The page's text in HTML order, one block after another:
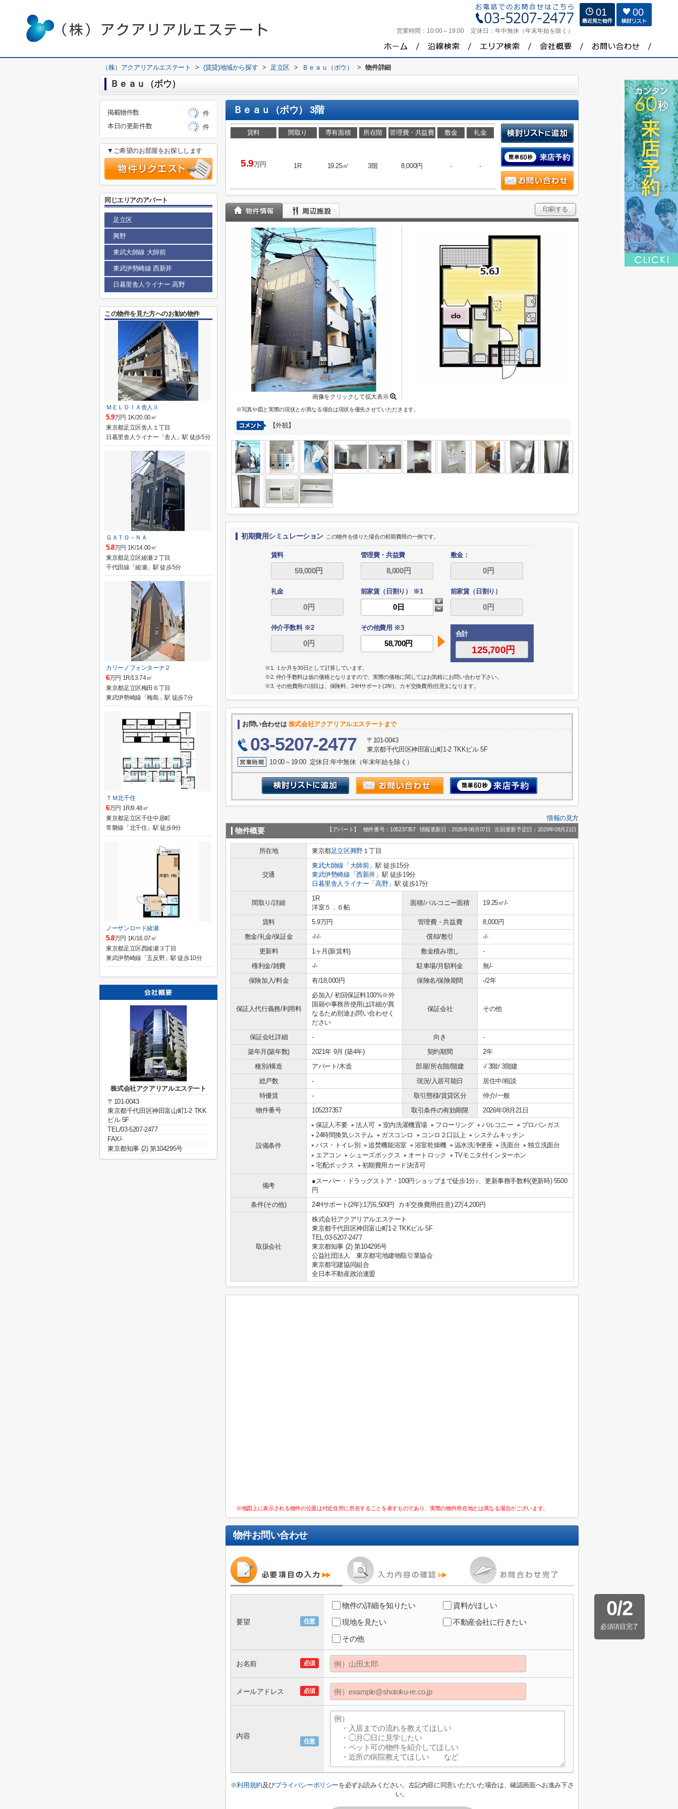
営業時間： 10:00～19:00 定休日： 年中無休（年末年始を除く）
01 00
（株）アクアリアルエステート > (賃貸)地域から探す > 足立区 > Ｂｅａｕ（ボウ） > 物件詳細
Ｂｅａｕ（ボウ）
Ｂｅａｕ（ボウ） 3階
賃料
5.9万円
間取り
1R
専有面積
19.25㎡
所在階
3階
管理費・共益費
8,000円
敷金
-
礼金
-
印刷する
画像をクリックして拡大表示
※写真や図と実際の現状とが異なる場合は現状を優先させていただきます。
【外観】
初期費用シミュレーション この物件を借りた場合の初期費用の一例です。
賃料 管理費・共益費 敷金：
礼金 前家賃（日割り） ※1 前家賃（日割り）
仲介手数料 ※2
その他費用 ※3
合計
※1. １か月を30日として計算しています。
※2. 仲介手数料は仮の価格となりますので、実際の価格に関してはお気軽にお問い合わせ下さい。
※3. その他費用の項目は、保険料、24Hサポート(2年)、カギ交換費用(任意)になります。
お問い合わせは 株式会社アクアリアルエステートまで
03-5207-2477
〒101-0043
東京都千代田区神田富山町1-2 TKKビル 5F
10:00～19:00 定休日:年中無休（年末年始を除く）
情報の見方
物件概要 【アパート】 物件番号：105237357 情報更新日：2026年08月07日 次回更新予定日：2026年08月21日
所在地 東京都足立区興野１丁目
交通
東武大師線 「 大師前」駅 徒歩15分
東武伊勢崎線 「西新井 」駅 徒歩19分
日暮里舎人ライナー 「高野」駅 徒歩17分
間取り/詳細
1R
洋室５．６帖
面積/バルコニー面積 19.25㎡/-
賃料 5.9万円 管理費・共益費
8,000円
敷金/礼金/保証金
-/-/- 償却/敷引
-/-
更新料
1ヶ月(新賃料) 敷金積み増し
-
権利金/雑費
-/- 駐車場/月額料金
無/-
保険加入/料金
有/18,000円 保険名/保険期間 -/2年
保証人代行義務/利用料
必加入/初回保証料100%※外
国籍や事務所使用は詳細が異
なるため別途お問い合わせく
ださい
保証会社 その他
保証会社詳細 - 向き
-
築年月(築年数)
2021年 9月 (築4年) 契約期間
2年
種別/構造
アパート/木造 部屋/所在階/階建
-/ 3階/ 3階建
総戸数
- 現況/入居可能日
居住中/相談
特優賃
- 取引態様/賃貸区分
仲介/一般
物件番号
105237357 取引条件の有効期限 2026年08月21日
設備条件
保証人不要 法人可 室内洗濯機置場 フローリング バルコニー
プロパンガス
24時間換気システム
ガスコンロ コンロ２口以上
システムキッチン
バス・トイレ別
追焚機能浴室 浴室乾燥機 温水洗浄便座 洗面台
独立洗面台
エアコン
シューズボックス オートロック
TVモニタ付インターホン
宅配ボックス
初期費用カード決済可
備考
●スーパー・ドラッグストア・100円ショップまで徒歩1分♪、更新事務手数料(更新時) 5500
円
条件(その他)
24Hサポート(2年):1万6,500円 カギ交換費用(任意):2万4,200円
取扱会社
株式会社アクアリアルエステート
東京都千代田区神田富山町1-2 TKKビル 5F
TEL:03-5207-2477
東京都知事 (2) 第104295号
公益社団法人 東京都宅地建物取引業協会
東京都宅建協同組合
全日本不動産政治連盟
※地図上に表示される物件の位置は付近住所に所在することを表すものであり、実際の物件所在地とは異なる場合がございます。
物件お問い合わせ
0/2
必須項目完了
任意
要望
物件の詳細を知りたい
資料がほしい
現地を見たい
不動産会社に行きたい
その他
必須
お名前
必須
メールアドレス
任意
内容
※利用規約及びプライバシーポリシーを必ずお読みください。左記内容に同意いただいた場合は、確認画面へお進み下さ
い。
掲載物件数
件
本日の更新件数
件
▼ご希望のお部屋をお探しします
同じエリアのアパート
足立区
興野
東武大師線 大師前
東武伊勢崎線 西新井
日暮里舎人ライナー 高野
この物件を見た方へのお勧め物件
ＭＥＬＤＩＡ舎人Ⅱ
5.9万円 1K/20.00㎡
東京都足立区舎人１丁目
日暮里舎人ライナー「舎人」駅 徒歩5分
ＧＡＴＯ－ＮＡ
5.8万円 1K/14.00㎡
東京都足立区綾瀬２丁目
千代田線「綾瀬」駅 徒歩5分
カリーノフォンターナ２
6万円 1R/13.74㎡
東京都足立区梅田６丁目
東武伊勢崎線「梅島」駅 徒歩7分
ＴＭ北千住
6万円 1R/9.48㎡
東京都足立区千住中居町
常磐線「北千住」駅 徒歩9分
ノーザンロード綾瀬
5.8万円 1K/16.07㎡
東京都足立区西綾瀬３丁目
東武伊勢崎線「五反野」駅 徒歩10分
株式会社アクアリアルエステート
〒101-0043
東京都千代田区神田富山町1-2 TKK
ビル 5F
TEL/03-5207-2477
FAX/-
東京都知事 (2) 第104295号